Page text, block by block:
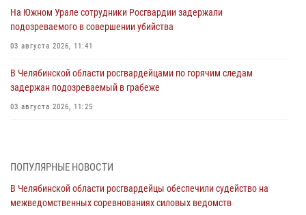
На Южном Урале сотрудники Росгвардии задержали
подозреваемого в совершении убийства
03 августа 2026, 11:41
В Челябинской области росгвардейцами по горячим следам
задержан подозреваемый в грабеже
03 августа 2026, 11:25
03 августа 2026, 09:22 1
Авиация Росгвардии совершила более 250 санитарных вылетов в
Донецкой Народной Республике
ПОПУЛЯРНЫЕ НОВОСТИ
В Челябинской области росгвардейцы обеспечили судейство на
межведомственных соревнованиях силовых ведомств